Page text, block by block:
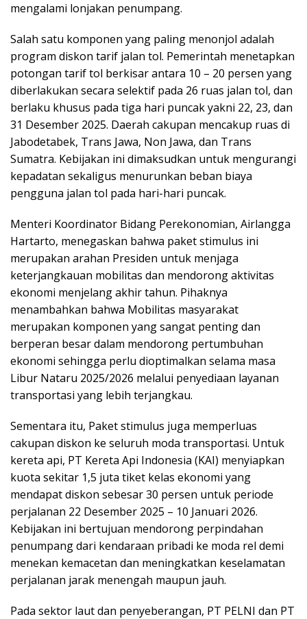
mengalami lonjakan penumpang.
Salah satu komponen yang paling menonjol adalah
program diskon tarif jalan tol. Pemerintah menetapkan
potongan tarif tol berkisar antara 10 – 20 persen yang
diberlakukan secara selektif pada 26 ruas jalan tol, dan
berlaku khusus pada tiga hari puncak yakni 22, 23, dan
31 Desember 2025. Daerah cakupan mencakup ruas di
Jabodetabek, Trans Jawa, Non Jawa, dan Trans
Sumatra. Kebijakan ini dimaksudkan untuk mengurangi
kepadatan sekaligus menurunkan beban biaya
pengguna jalan tol pada hari-hari puncak.
Menteri Koordinator Bidang Perekonomian, Airlangga
Hartarto, menegaskan bahwa paket stimulus ini
merupakan arahan Presiden untuk menjaga
keterjangkauan mobilitas dan mendorong aktivitas
ekonomi menjelang akhir tahun. Pihaknya
menambahkan bahwa Mobilitas masyarakat
merupakan komponen yang sangat penting dan
berperan besar dalam mendorong pertumbuhan
ekonomi sehingga perlu dioptimalkan selama masa
Libur Nataru 2025/2026 melalui penyediaan layanan
transportasi yang lebih terjangkau.
Sementara itu, Paket stimulus juga memperluas
cakupan diskon ke seluruh moda transportasi. Untuk
kereta api, PT Kereta Api Indonesia (KAI) menyiapkan
kuota sekitar 1,5 juta tiket kelas ekonomi yang
mendapat diskon sebesar 30 persen untuk periode
perjalanan 22 Desember 2025 – 10 Januari 2026.
Kebijakan ini bertujuan mendorong perpindahan
penumpang dari kendaraan pribadi ke moda rel demi
menekan kemacetan dan meningkatkan keselamatan
perjalanan jarak menengah maupun jauh.
Pada sektor laut dan penyeberangan, PT PELNI dan PT